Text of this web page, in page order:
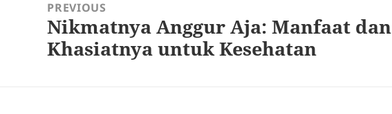
PREVIOUS
Previous
post:
Nikmatnya Anggur Aja: Manfaat dan
Khasiatnya untuk Kesehatan